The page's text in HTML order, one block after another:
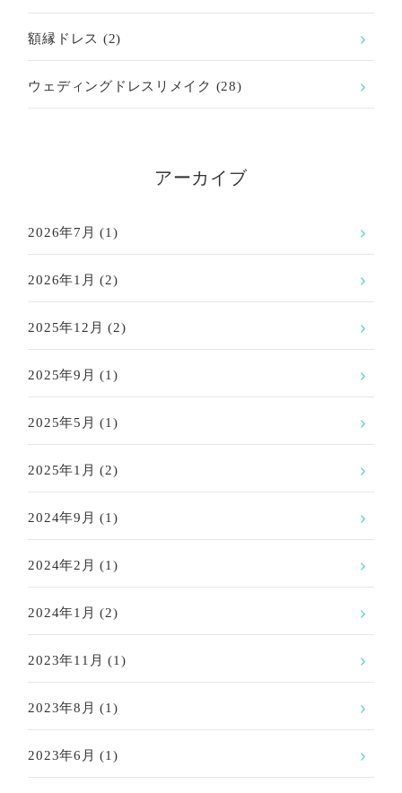
額縁ドレス (2)
ウェディングドレスリメイク (28)
アーカイブ
2026年7月 (1)
2026年1月 (2)
2025年12月 (2)
2025年9月 (1)
2025年5月 (1)
2025年1月 (2)
2024年9月 (1)
2024年2月 (1)
2024年1月 (2)
2023年11月 (1)
2023年8月 (1)
2023年6月 (1)